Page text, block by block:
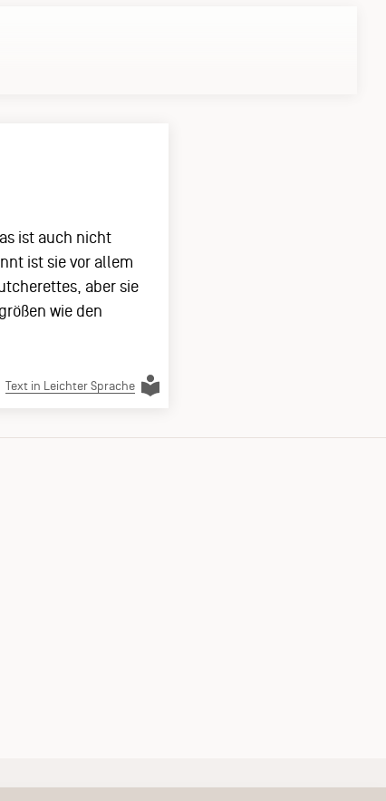
ist auch nicht
ist sie vor allem
aber sie
wie den
Text in Leichter Sprache